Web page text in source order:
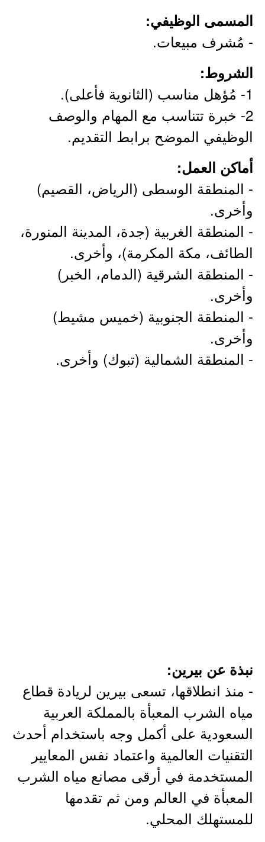
المسمى الوظيفي:
- مُشرف مبيعات.
الشروط:
1- مُؤهل مناسب (الثانوية فأعلى).
2- خبرة تتناسب مع المهام والوصف
الوظيفي الموضح برابط التقديم.
أماكن العمل:
- المنطقة الوسطى (الرياض، القصيم)
وأخرى.
- المنطقة الغربية (جدة، المدينة المنورة،
الطائف، مكة المكرمة)، وأخرى.
- المنطقة الشرقية (الدمام، الخبر)
وأخرى.
- المنطقة الجنوبية (خميس مشيط)
وأخرى.
- المنطقة الشمالية (تبوك) وأخرى.
نبذة عن بيرين:
- منذ انطلاقها، تسعى بيرين لريادة قطاع
مياه الشرب المعبأة بالمملكة العربية
السعودية على أكمل وجه باستخدام أحدث
التقنيات العالمية واعتماد نفس المعايير
المستخدمة في أرقى مصانع مياه الشرب
المعبأة في العالم ومن ثم تقدمها
للمستهلك المحلي.